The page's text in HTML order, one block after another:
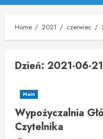
Menu
Home 2021 czerwiec
Dzień: 2021-06-21
Main
Wypożyczalnia
Czytelnika